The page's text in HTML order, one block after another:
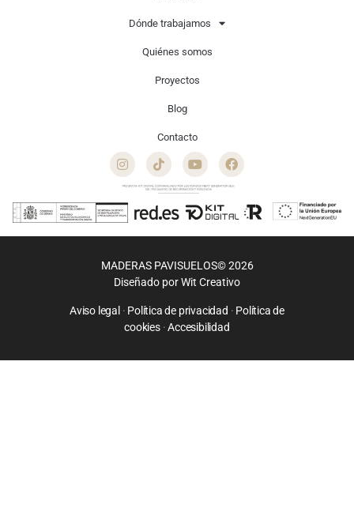
Llevamos 45 años creando suelos de madera de alta calidad
con acabados artesanales bajo la supervisión técnica de
nuestro equipo de maestros artesanos. Diseñados para
interioristas, reformistas y particulares.
Dónde trabajamos
Quiénes somos
Proyectos
Blog
Contacto
MADERAS PAVISUELOS© 2026
Diseñado porWit Creativo
Aviso legal · Política de privacidad · Política de
cookies·Accesibilidad